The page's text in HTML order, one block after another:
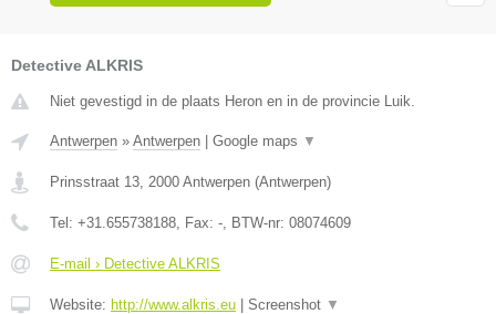
Detective ALKRIS
Niet gevestigd in de plaats Heron en in de provincie Luik.
Antwerpen » Antwerpen Google maps ▼
Prinsstraat 13 2000 Antwerpen (Antwerpen)
Tel: +31.655738188 , Fax: - , BTW-nr: 08074609
E-mail › Detective ALKRIS
Website: http://www.alkris.eu Screenshot ▼